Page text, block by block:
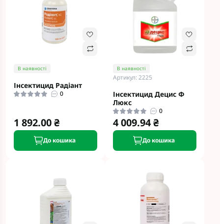
В наявності
Інсектицид Радіант
0
1 892.00 ₴
До кошика
В наявності
Артикул: 2225
Інсектицид Децис Ф
Люкс
0
4 009.94 ₴
До кошика